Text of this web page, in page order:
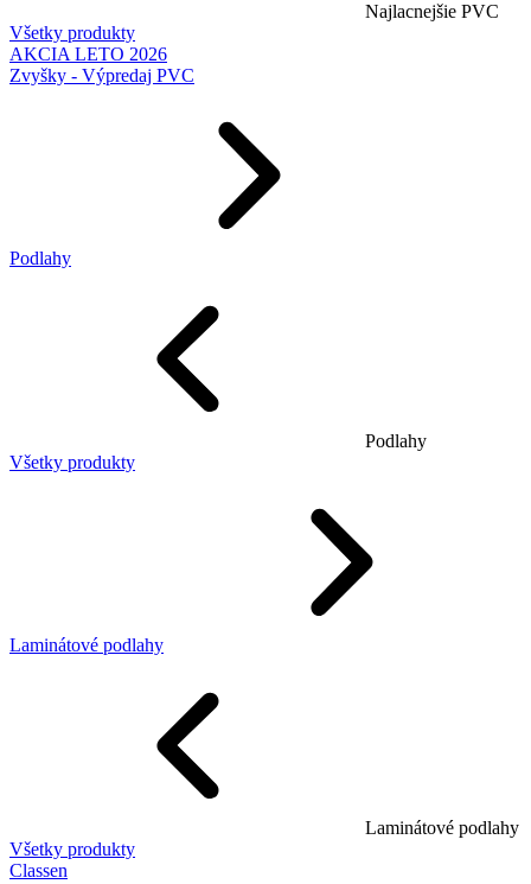
Najlacnejšie PVC
Všetky produkty
AKCIA LETO 2026
Zvyšky - Výpredaj PVC
Podlahy
Podlahy
Všetky produkty
Laminátové podlahy
Laminátové podlahy
Všetky produkty
Classen